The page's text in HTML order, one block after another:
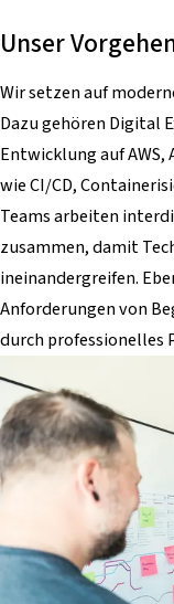
Unser
Wir setzen auf
Dazu gehören Digital
Entwicklung auf AWS,
wie CI/CD,
Teams arbeiten
zusammen, damit
ineinandergreifen.
Anforderungen von
durch professionelles